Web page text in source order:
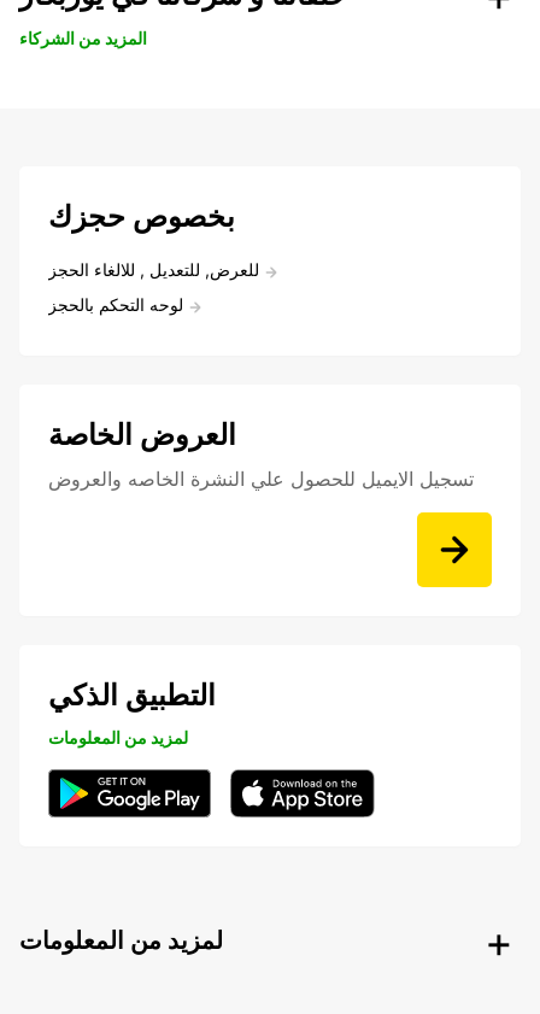
المزيد من الشركاء
بخصوص حجزك
للعرض, للتعديل , للالغاء الحجز
لوحه التحكم بالحجز
العروض الخاصة
تسجيل الايميل للحصول علي النشرة الخاصه والعروض
التطبيق الذكي
لمزيد من المعلومات
لمزيد من المعلومات